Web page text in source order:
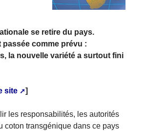
se retire du pays.
comme prévu :
la nouvelle variété a surtout fini
site ]
les responsabilités, les autorités
coton transgénique dans ce pays